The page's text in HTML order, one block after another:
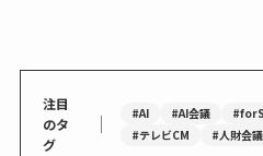
注目
のタ
グ
｜ #AI #AI会議
#テレビCM
#人財会議